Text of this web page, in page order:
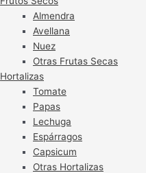
Almendra
Avellana
Nuez
Otras Frutas Secas
Hortalizas
Tomate
Papas
Lechuga
Espárragos
Capsicum
Otras Hortalizas